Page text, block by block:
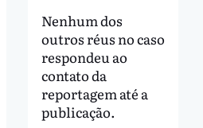
Nenhum dos
outros réus no caso
respondeu ao
contato da
reportagem até a
publicação.